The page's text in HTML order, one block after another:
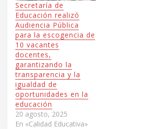
Secretaría de
Educación realizó
Audiencia Pública
para la escogencia de
10 vacantes
docentes,
garantizando la
transparencia y la
igualdad de
oportunidades en la
educación
20 agosto, 2025
En «Calidad Educativa»